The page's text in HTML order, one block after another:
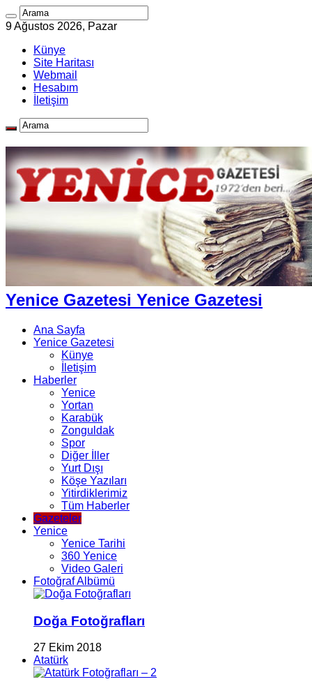
9 Ağustos 2026, Pazar
Künye
Site Haritası
Webmail
Hesabım
İletişim
Yenice Gazetesi Yenice Gazetesi
Ana Sayfa
Yenice Gazetesi
Künye
İletişim
Haberler
Yenice
Yortan
Karabük
Zonguldak
Spor
Diğer İller
Yurt Dışı
Köşe Yazıları
Yitirdiklerimiz
Tüm Haberler
Gazeteler
Yenice
Yenice Tarihi
360 Yenice
Video Galeri
Fotoğraf Albümü
Doğa Fotoğrafları
27 Ekim 2018
Atatürk